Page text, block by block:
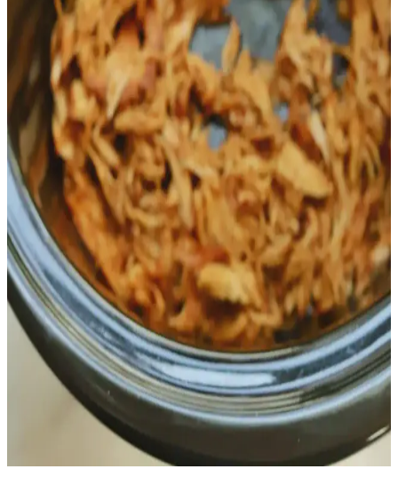
Tavuk yıkama alışkanlığı, kültürel ve pratik nedenlerle yaygın olsa
da, hijyen riskleri ve bakteriyel yayılım tartışmaları gündemdedir.
Doğru pişirme ve temizlik önlemleri önemlidir.
Fırınlanmış Tavuk Eti ile Sağlıklı ve Ekonomik Öğle
Yemeği Alternatifleri
Fırınlanmış tavuk eti, işlenmiş öğle etlerine göre daha uygun fiyatlı
ve sağlıklı bir seçenektir. Doğru dilimleme ve saklama yöntemleriyle
uzun süre kullanılabilir, kemiklerden ev yapımı tavuk suyu
yapılabilir.
Ev Yapımı Fırın Tavuk ile Market Rotisserie Tavuk
Arasındaki Lezzet ve Pişirme Farkları
Ev yapımı fırın tavuk, market rotisserie tavuklarına kıyasla daha
doğal ve lezzetlidir. Pişirme teknikleri, baharat seçimi ve dinlendirme
süreci tavuğun kalitesini artırır. Market tavukları ise pratik ama lezzet
açısından sınırlıdır.
Slow Cooker ile Chipotle Balı Tavuk Tarifi ve Pratik
Alternatifleri
Slow cooker kullanılarak hazırlanan chipotle balı tavuk, baharatlı ve
hafif dumanlı tadıyla çeşitli Meksika yemeklerinde kullanılabilir.
Alternatif sos önerileriyle erişilebilir ve ekonomik bir tarif sunar.